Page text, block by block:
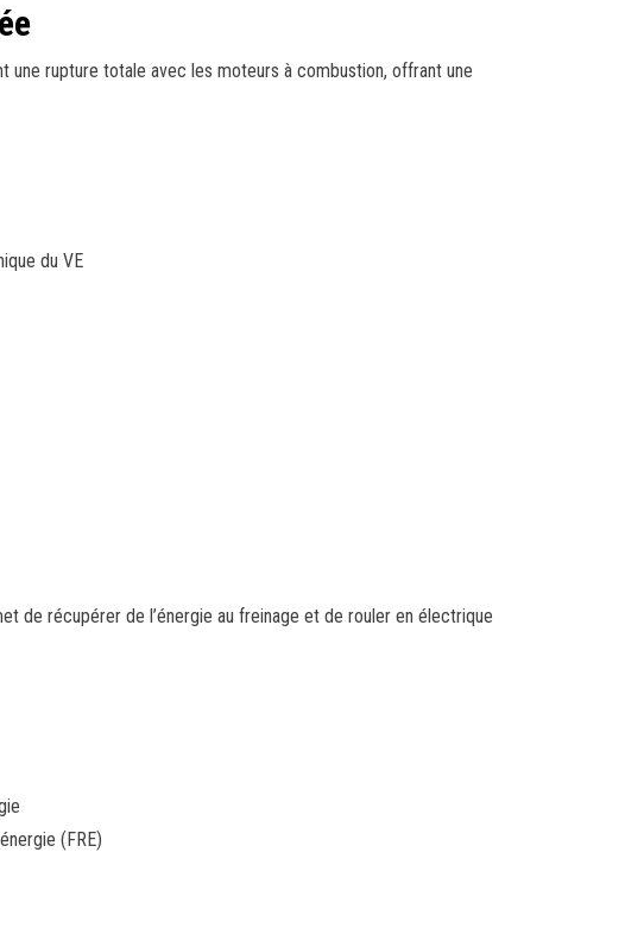
une rupture totale avec les moteurs à combustion, offrant une
du VE
de récupérer de l’énergie au freinage et de rouler en électrique
(FRE)